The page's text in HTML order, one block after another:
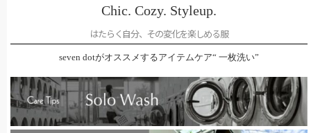
Chic. Cozy. Styleup.
はたらく自分、その変化を楽しめる服
seven dotがオススメするアイテムケア“ 一枚洗い”